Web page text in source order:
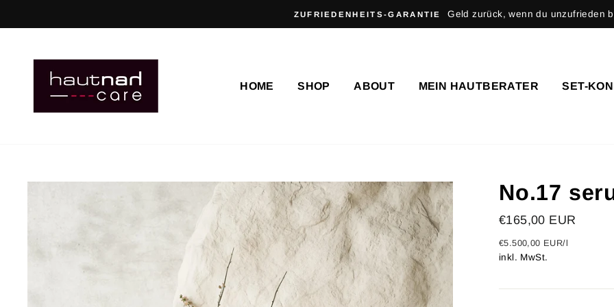
zum
ZUFRIEDENHEITS-GARANTIE Geld zurück, wenn du unzufrieden
HOME SHOP ABOUT MEIN HAUTBERATER SET-
No.17
Normaler
€165,00 EUR
€5.500,00 EUR/l
inkl. MwSt.